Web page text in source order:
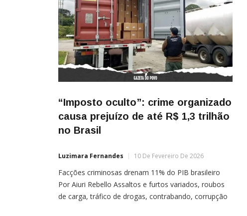
“Imposto oculto”: crime organizado
causa prejuízo de até R$ 1,3 trilhão
no Brasil
Luzimara Fernandes 10 De Fevereiro De 2026
Facções criminosas drenam 11% do PIB brasileiro
Por Aiuri Rebello Assaltos e furtos variados, roubos
de carga, tráfico de drogas, contrabando, corrupção